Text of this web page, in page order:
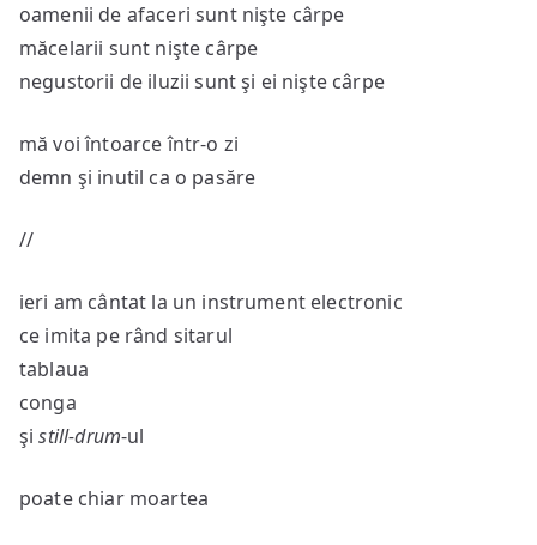
oamenii de afaceri sunt nişte cârpe
măcelarii sunt nişte cârpe
negustorii de iluzii sunt şi ei nişte cârpe
mă voi întoarce într-o zi
demn şi inutil ca o pasăre
//
ieri am cântat la un instrument electronic
ce imita pe rând sitarul
tablaua
conga
şistill-drum-ul
poate chiar moartea